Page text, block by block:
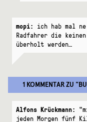
mopi: ich hab mal
Radfahrer die
überholt werden…
1 KOMMENTARZU "
Alfons Krückmann:
jeden Morgen fünf